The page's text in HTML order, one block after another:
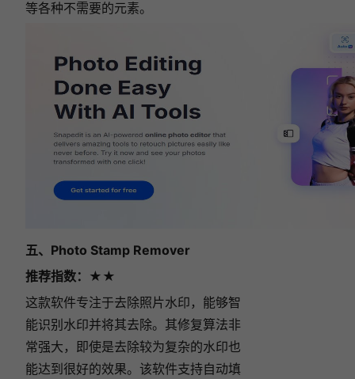
等各种不需要的元素。
五、Photo Stamp Remover
推荐指数：★★
这款软件专注于去除照片水印，能够智
能识别水印并将其去除。其修复算法非
常强大，即使是去除较为复杂的水印也
能达到很好的效果。该软件支持自动填